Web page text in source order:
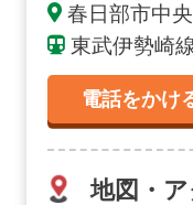
春日部市中央
東武伊勢崎
電話をかけ
地図・